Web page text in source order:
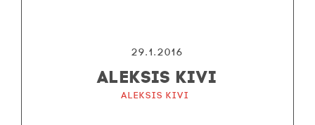
29.1.2016
ALEKSIS KIVI
Aleksis Kivi